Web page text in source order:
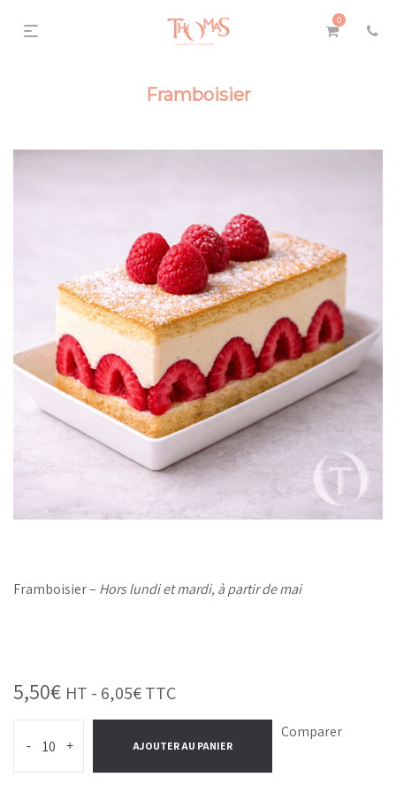
0
Framboisier
Framboisier – Hors lundi et mardi, à partir de mai
5,50€ HT - 6,05€TTC
- + AJOUTER AU PANIER
Comparer